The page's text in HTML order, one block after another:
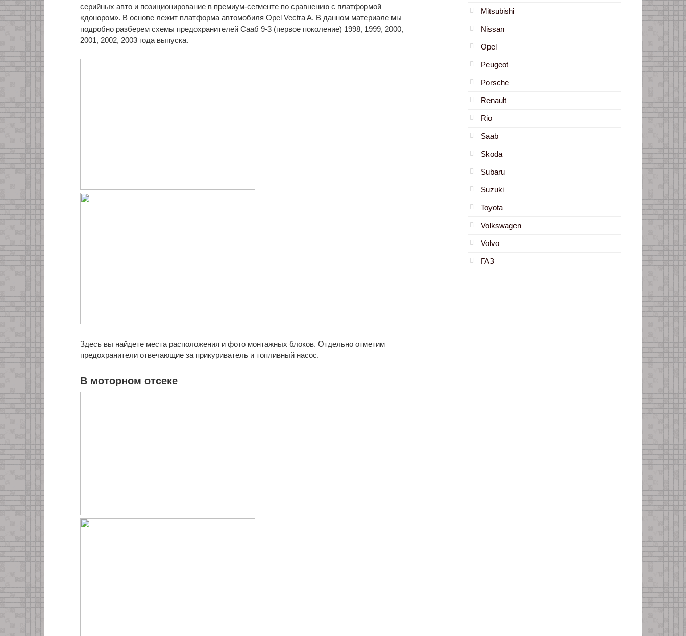
серийных авто и позиционирование в премиум-сегменте по сравнению с платформой
«донором». В основе лежит платформа автомобиля Opel Vectra A. В данном материале мы
подробно разберем схемы предохранителей Сааб 9-3 (первое поколение) 1998, 1999, 2000,
2001, 2002, 2003 года выпуска.
Здесь вы найдете места расположения и фото монтажных блоков. Отдельно отметим
предохранители отвечающие за прикуриватель и топливный насос.
В моторном отсеке
Mitsubishi
Nissan
Opel
Peugeot
Porsche
Renault
Rio
Saab
Skoda
Subaru
Suzuki
Toyota
Volkswagen
Volvo
ГАЗ